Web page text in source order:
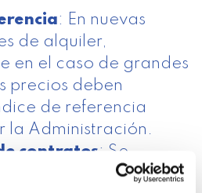
: En nuevas
de alquiler,
en el caso de grandes
precios deben
de referencia
la Administración.
contratos: Se
en la actualización